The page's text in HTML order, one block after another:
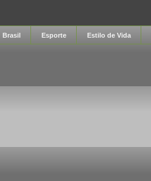
Brasil Esporte Estilo de Vida